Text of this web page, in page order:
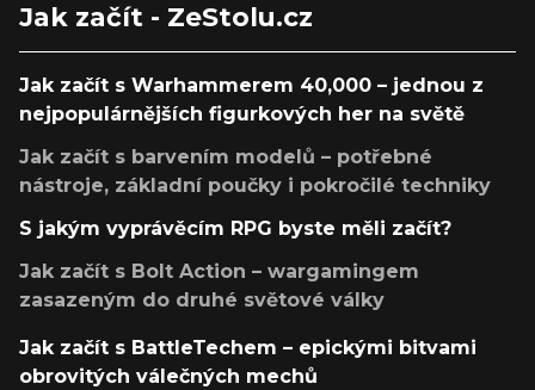
Jak začít - ZeStolu.cz
Jak začít s Warhammerem 40,000 – jednou z
nejpopulárnějších figurkových her na světě
Jak začít s barvením modelů – potřebné
nástroje, základní poučky i pokročilé techniky
S jakým vyprávěcím RPG byste měli začít?
Jak začít s Bolt Action – wargamingem
zasazeným do druhé světové války
Jak začít s BattleTechem – epickými bitvami
obrovitých válečných mechů